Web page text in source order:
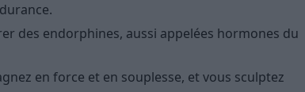
des endorphines, aussi appelées hormones du
en force et en souplesse, et vous sculptez